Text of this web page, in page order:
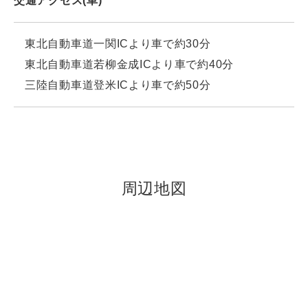
東北自動車道一関ICより車で約30分
東北自動車道若柳金成ICより車で約40分
三陸自動車道登米ICより車で約50分
周辺地図